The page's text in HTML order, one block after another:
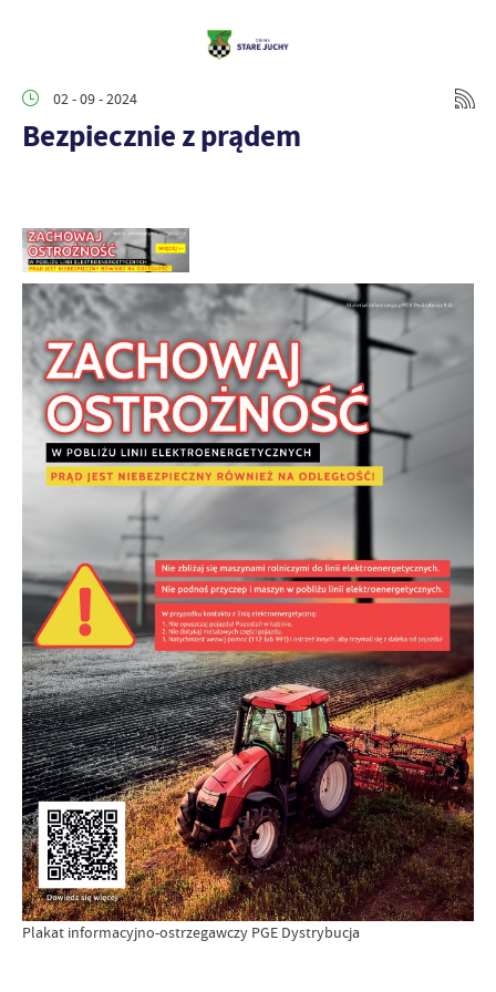
02 - 09 - 2024
Bezpiecznie z prądem
Plakat informacyjno-ostrzegawczy PGE Dystrybucja